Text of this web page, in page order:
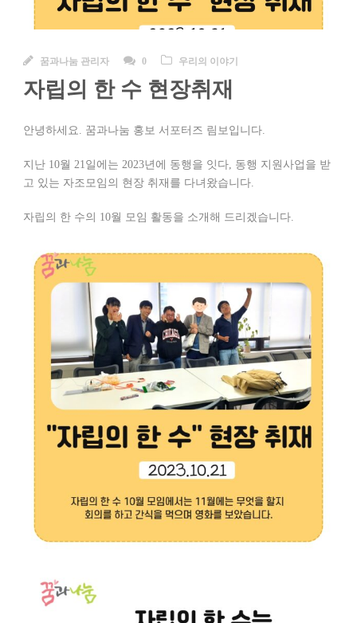
꿈과나눔 관리자 0 우리의 이야기
자립의 한 수 현장취재
안녕하세요. 꿈과나눔 홍보 서포터즈 림보입니다.
지난 10월 21일에는 2023년에 동행을 잇다, 동행 지원사업을 받
고 있는 자조모임의 현장 취재를 다녀왔습니다.
자립의 한 수의 10월 모임 활동을 소개해 드리겠습니다.